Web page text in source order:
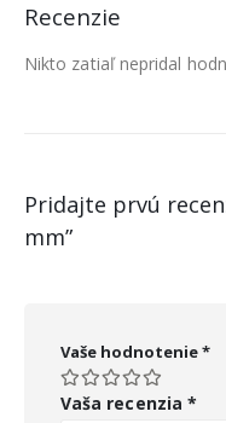
Recenzie
Nikto zatiaľ nepridal
Pridajte prvú
mm”
Vaše hodnotenie*
Vaša recenzia *